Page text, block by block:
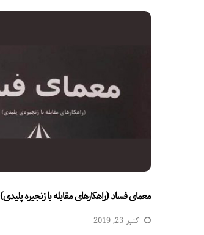
معمای فساد (راهکارهای مقابله با زنجیره پلیدی)
اکتبر 23, 2019